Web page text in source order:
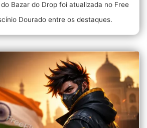
Bazar do Drop foi atualizada no Free
Dourado entre os destaques.